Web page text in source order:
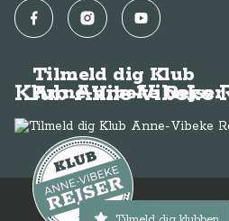
FacebookInstagramYouTube
Klub Anne-Vibeke
Tilmeld dig Klub
Anne-Vibeke Rejser
© Anne-Vibeke